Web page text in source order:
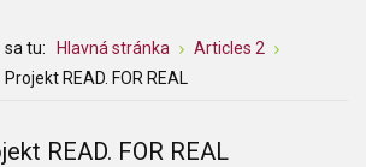
sa tu: Hlavná stránka
Articles 2
Projekt READ. FOR REAL
READ. FOR REAL